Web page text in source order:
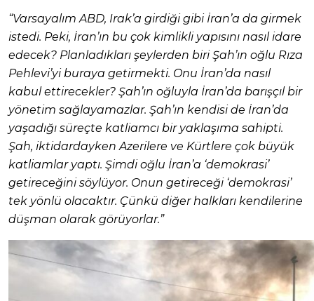
“Varsayalım ABD, Irak’a girdiği gibi İran’a da girmek
istedi. Peki, İran’ın bu çok kimlikli yapısını nasıl idare
edecek? Planladıkları şeylerden biri Şah’ın oğlu Rıza
Pehlevi’yi buraya getirmekti. Onu İran’da nasıl
kabul ettirecekler? Şah’ın oğluyla İran’da barışçıl bir
yönetim sağlayamazlar. Şah’ın kendisi de İran’da
yaşadığı süreçte katliamcı bir yaklaşıma sahipti.
Şah, iktidardayken Azerilere ve Kürtlere çok büyük
katliamlar yaptı. Şimdi oğlu İran’a ‘demokrasi’
getireceğini söylüyor. Onun getireceği ‘demokrasi’
tek yönlü olacaktır. Çünkü diğer halkları kendilerine
düşman olarak görüyorlar.”